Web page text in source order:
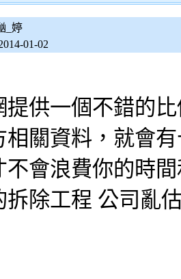
_婷
01-02
提供一個不錯的
相關資料，就會
不會浪費你的時
拆除工程 公司亂